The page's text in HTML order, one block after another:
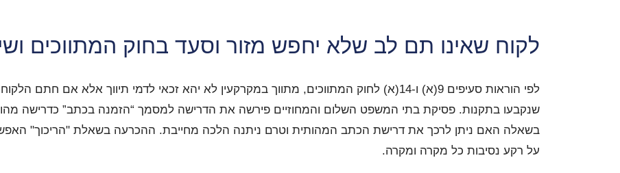
לקוח שאינו תם לב שלא יחפש מזור וסעד בחוק המתווכים
לפי הוראות סעיפים 9(א) ו-14(א) לחוק המתווכים, מתווך במקרקעין לא יהא זכאי לדמי תיווך אלא
שנקבעו בתקנות. פסיקת בתי המשפט השלום והמחוזיים פירשה את הדרישה למסמך “הזמנה בכתב” כדרישה
בשאלה האם ניתן לרכך את דרישת הכתב המהותית וטרם ניתנה הלכה מחייבת. ההכרעה בשאלת "הריכוך"
על רקע נסיבות כל מקרה ומקרה.